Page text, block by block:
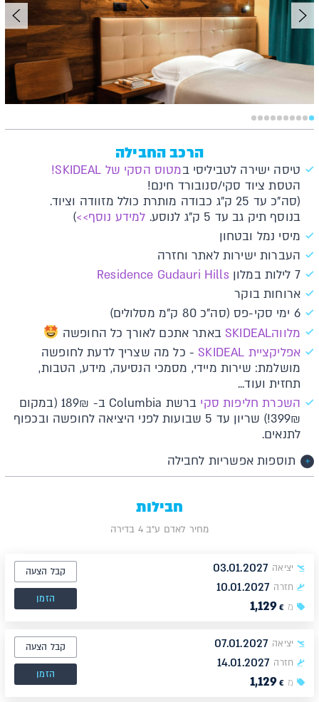
הרכב החבילה
טיסה ישירה לטביליסי במטוס הסקי של SKIDEAL!
הטסת ציוד סקי/סנובורד חינם!
(סה"כ עד 25 ק"ג כבודה מותרת כולל מזוודה וציוד.
בנוסף תיק גב עד 5 ק"ג לנוסע.
למידע נוסף>>)
מיסי נמל ובטחון
העברות ישירות לאתר וחזרה
7 לילות במלון
Residence Gudauri Hills
ארוחות בוקר
6 ימי סקי-פס (סה"כ 80 ק"מ מסלולים)
מלווהSKIDEAL
באתר אתכם לאורך כל החופשה
א​פליקציית SKIDEAL​​
- כל מה שצריך לדעת לחופשה
מושלמת: שירות מיידי, מסמכי הנסיעה, מידע, הטבות,
תחזית ועוד...
השכרת חליפות סקי
ברשת Columbia ב- 189₪ (במקום
399₪!) שריון עד 5 שבועות לפני היציאה לחופשה ובכפוף
לתנאים.
תוספות אפשריות לחבילה
חבילות
מחיר לאדם ע"ב 4 בדירה
יציאה 03.01.2027
חזרה 10.01.2027
מ 1,129 €
קבל הצעה
הזמן
יציאה 07.01.2027
חזרה 14.01.2027
מ 1,129 €
קבל הצעה
הזמן